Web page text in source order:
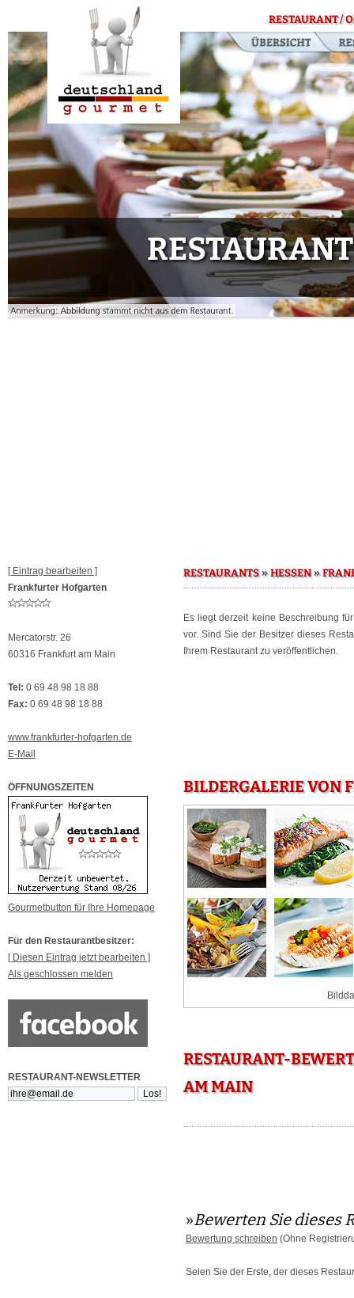
RESTAURANT /
[ Eintrag bearbeiten ]
Frankfurter Hofgarten
Mercatorstr. 26
60316 Frankfurt am Main
Tel: 0 69 48 98 18 88
Fax: 0 69 48 98 18 88
www.frankfurter-hofgarten.de
E-Mail
ÖFFNUNGSZEITEN
Gourmetbutton für Ihre Homepage
Für den Restaurantbesitzer:
[ Diesen Eintrag jetzt bearbeiten ]
Als geschlossen melden
RESTAURANT-NEWSLETTER
RESTAURANTS»HESSEN»
Es liegt derzeit keine Beschreibung
vor. Sind Sie der Besitzer dieses
Ihrem Restaurant zu veröffentlichen.
BILDERGALERIE VON
RESTAURANT-
AM MAIN
»Bewerten Sie dieses
Bewertung schreiben (Ohne
Seien Sie der Erste, der dieses